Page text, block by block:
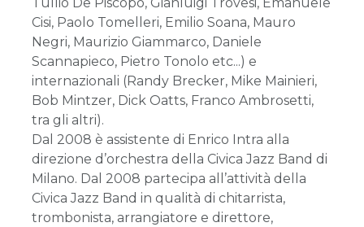
Cisi, Paolo Tomelleri, Emilio Soana, Mauro
Negri, Maurizio Giammarco, Daniele
Scannapieco, Pietro Tonolo etc...) e
internazionali (Randy Brecker, Mike Mainieri,
Bob Mintzer, Dick Oatts, Franco Ambrosetti,
tra gli altri).
Dal 2008 è assistente di Enrico Intra alla
direzione d’orchestra della Civica Jazz Band di
Milano. Dal 2008 partecipa all’attività della
Civica Jazz Band in qualità di chitarrista,
trombonista, arrangiatore e direttore,